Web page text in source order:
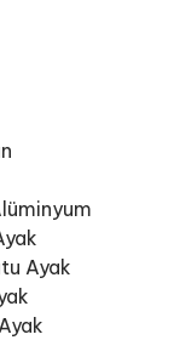
Ayak